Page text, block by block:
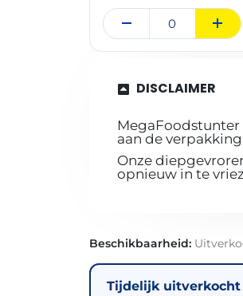
DISCLAIMER
aan de
Onze
opnieuw in te
Beschikbaarheid:
Tijdelijk uitverkocht